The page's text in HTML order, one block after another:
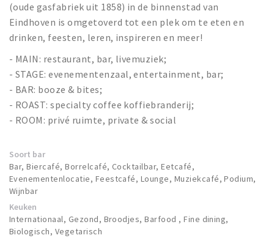
Inloggen
(oude gasfabriek uit 1858) in de binnenstad van
Eindhoven is omgetoverd tot een plek om te eten en
drinken, feesten, leren, inspireren en meer!
- MAIN: restaurant, bar, livemuziek;
- STAGE: evenementenzaal, entertainment, bar;
- BAR: booze & bites;
- ROAST: specialty coffee koffiebranderij;
- ROOM: privé ruimte, private & social
Soort bar
Bar, Biercafé, Borrelcafé, Cocktailbar, Eetcafé,
Evenementenlocatie, Feestcafé, Lounge, Muziekcafé, Podium,
Wijnbar
Keuken
Internationaal, Gezond, Broodjes, Barfood , Fine dining,
Biologisch, Vegetarisch